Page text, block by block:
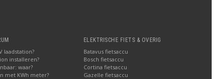
laadstation?
installeren?
waar?
met KWh meter?
ELEKTRISCHE FIETS & OVERIG
Batavus fietsaccu
Bosch fietsaccu
Cortina fietsaccu
Gazelle fietsaccu